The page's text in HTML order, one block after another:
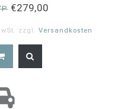
€279,00
zzgl. Versandkosten